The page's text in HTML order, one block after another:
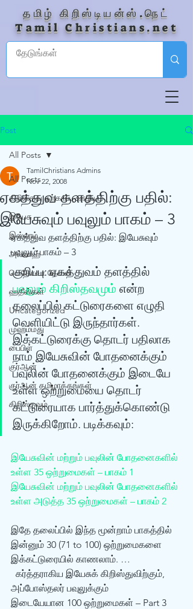
தமிழ் கிறிஸ்டியன்ஸ்.நெட்
Tamil Christians.net
Post
All Posts
கிறிஸ்தவ தற்காப்பு ஊழியம்
இயேசு
இஸ்லாம்
அல்லாஹ்
யெகோவா தேவன்
ஹதீஸ்கள்
Uncategorized
முஹம்மது
பைபிள்
குர்‍ஆன்
குர்‍ஆன் தமிழாக்கங்கள்
கிறிஸ்தவம்
All Posts
ஏகத்துவ தளத்திற்கு பதில்:
இயேசுவும் பவுலும் பாகம் – 3
TamilChristians Admins
Nov 22, 2008
ஏகத்துவ தளத்திற்கு பதில்: இயேசுவும்
பவுலும் பாகம் – 3
குறிப்பு: ஏகத்துவம் தளத்தில்
பவுலும் கிறிஸ்தவமும் என்ற
தலைப்பில் கட்டுரைகளை எழுதி
வெளியிட்டு இருந்தார்கள்.
இக்கட்டுரைக்கு தொடர் பதிலாக
நாம் இயேசுவின் போதனைக்கும்
பவுலின் போதனைக்கும் இடையே
உள்ள ஒற்றுமையை தொடர்
கட்டுரையாக பார்த்துக்கொண்டு
இருக்கிறோம். படிக்கவும்:
இயேசுவின் மற்றும் பவுலின் போதனைகளில்
உள்ள 35 ஒற்றுமைகள் – பாகம் 1
இயேசுவின் மற்றும் பவுலின் போதனைகளில்
உள்ள அடுத்த‌ 35 ஒற்றுமைகள் – பாகம் 2
இதே தலைப்பில் இந்த மூன்றாம் பாகத்தில்
இன்னும் 30 (71 to 100) ஒற்றுமைகளை
இக்கட்டுரையில் காணலாம். …
அப்போஸ்தலர் பவுலுக்கும்
இடையேயான 100 ஒற்றுமைகள் – Part 3